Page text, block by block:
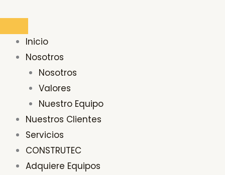
contenido
Inicio
Nosotros
Nosotros
Valores
Nuestro Equipo
Nuestros Clientes
Servicios
CONSTRUTEC
Adquiere Equipos